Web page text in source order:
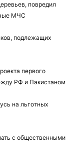
повредил
МЧС
подлежащих
первого
РФ и Пакистаном
на льготных
с общественными